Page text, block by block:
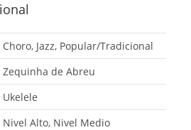
Choro, Jazz, Popular/Tradicional
Zequinha de Abreu
Ukelele
Nivel Alto, Nivel Medio